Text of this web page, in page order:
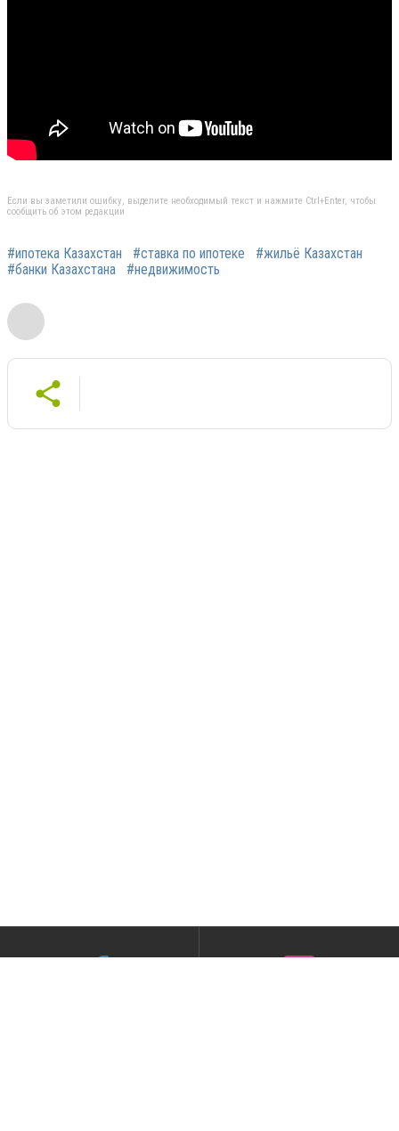
Если вы заметили ошибку, выделите необходимый текст и нажмите Ctrl+Enter, чтобы
сообщить об этом редакции
#ипотека Казахстан #ставка по ипотеке
#жильё Казахстан
#банки Казахстана
#недвижимость